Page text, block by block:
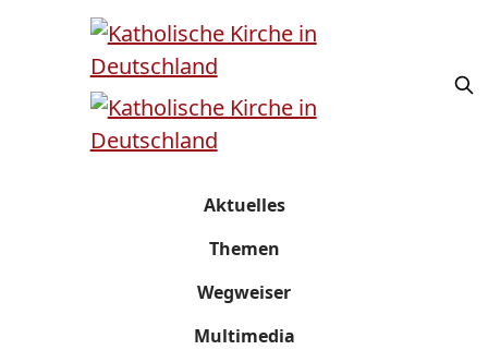
Aktuelles
Themen
Wegweiser
Multimedia